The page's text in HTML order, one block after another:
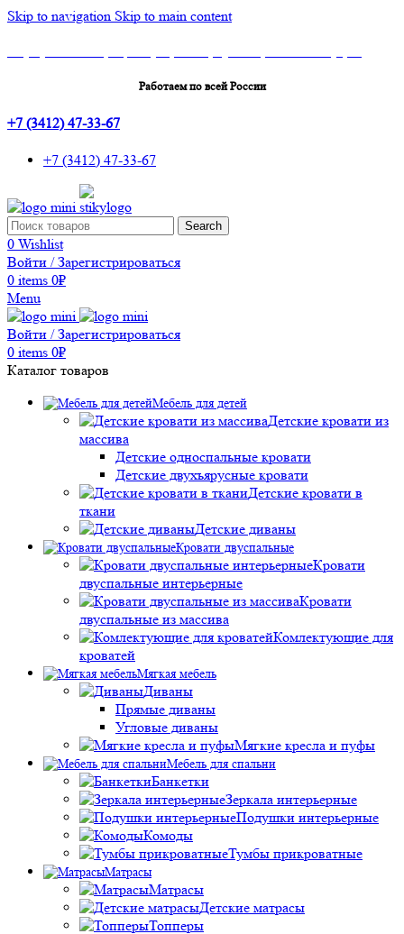
Skip to navigation Skip to main content
Работаем по всей России
+7 (3412) 47-33-67
+7 (3412) 47-33-67
Search
0 Wishlist
Войти / Зарегистрироваться
0 items 0₽
Menu
Войти / Зарегистрироваться
0 items 0₽
Каталог товаров
Мебель для детей
Детские кровати из
массива
Детские односпальные кровати
Детские двухъярусные кровати
Детские кровати в
ткани
Детские диваны
Кровати двуспальные
Кровати
двуспальные интерьерные
Кровати
двуспальные из массива
Комлектующие для
кроватей
Мягкая мебель
Диваны
Прямые диваны
Угловые диваны
Мягкие кресла и пуфы
Мебель для спальни
Банкетки
Зеркала интерьерные
Подушки интерьерные
Комоды
Тумбы прикроватные
Матрасы
Матрасы
Детские матрасы
Топперы